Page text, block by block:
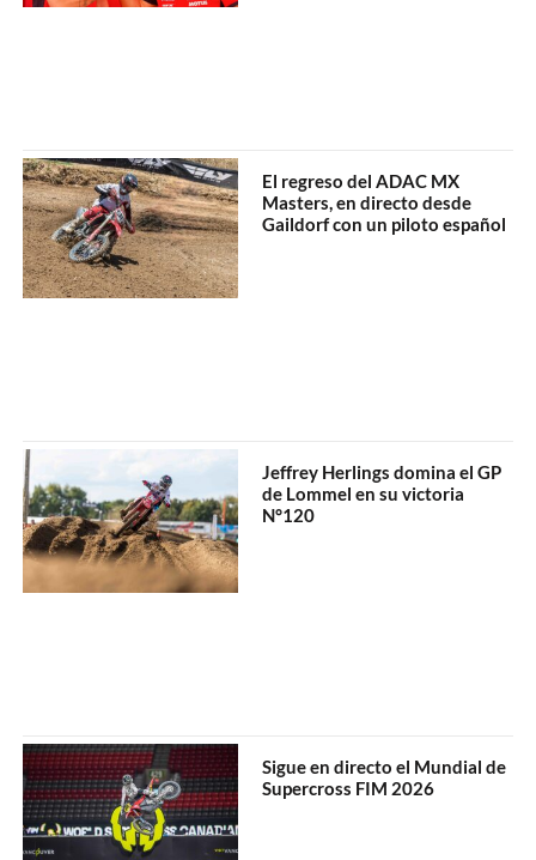
El regreso del ADAC MX
Masters, en directo desde
Gaildorf con un piloto español
Jeffrey Herlings domina el GP
de Lommel en su victoria
N°120
Sigue en directo el Mundial de
Supercross FIM 2026